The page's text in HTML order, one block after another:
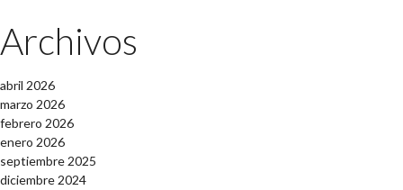
Archivos
abril 2026
marzo 2026
febrero 2026
enero 2026
septiembre 2025
diciembre 2024